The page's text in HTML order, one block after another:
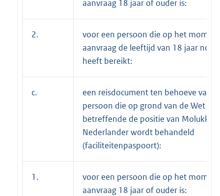
aanvraag 18 jaar of ouder is:
2.
voor een persoon die op het
aanvraag de leeftijd van 18 jaar nog
heeft bereikt:
c.
een reisdocument ten behoeve van
persoon die op grond van de Wet
betreffende de positie van
Nederlander wordt behandeld
(faciliteitenpaspoort):
1.
voor een persoon die op het
aanvraag 18 jaar of ouder is: